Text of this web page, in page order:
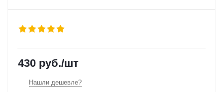
430 руб./шт
Нашли дешевле?